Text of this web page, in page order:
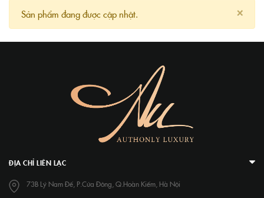
×
Sản phẩm đang được cập nhật.
ĐỊA CHỈ LIÊN LẠC
73B Lý Nam Đế, P.Cửa Đông, Q.Hoàn Kiếm, Hà Nội